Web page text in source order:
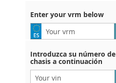
Enter your vrm below
Introduzca su número de
chasis a continuación